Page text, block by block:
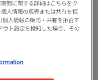
ほどの、カツカレー
への出演も多数。カ
が、とんかつも大好
間に関する詳細はこちらをク
人情報の販売または共有を拒
人情報の販売・共有を拒否す
ト設定を検知した場合、その